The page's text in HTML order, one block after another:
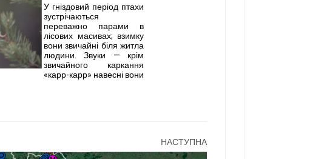
У гніздовий період птахи
зустрічаються
переважно па­рами в
лісових масивах; взим­ку
вони звичайні біля житла
людини. Звуки — крім
звичайного каркання
«карр-карр» навесні вони
НАСТУПНА